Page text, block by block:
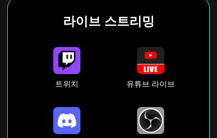
라이브 스트리밍
트위치 유튜브 라이브